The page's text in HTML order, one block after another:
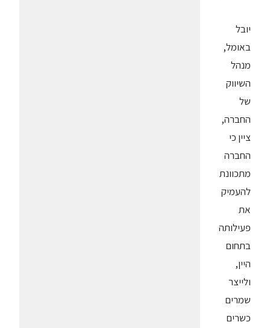
יובל
באומל,
מנהל
השיווק
של
החברה,
ציין כי
החברה
מתכוונת
להעמיק
את
פעילותה
בתחום
היין,
ולייצר
שמרים
כשרים